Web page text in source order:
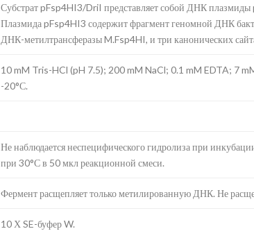
Субстрат pFsp4HI3/DriI представляет собой ДНК
Плазмида pFsp4HI3 содержит фрагмент геномной ДНК
ДНК-метилтрансферазы M.Fsp4HI, и три канонических
10 mM Tris-HCl (pH 7.5); 200 mM NaCl; 0.1 mM EDTA; 7
-20°С.
Не наблюдается неспецифического гидролиза при
при 30°С в 50 мкл реакционной смеси.
Фермент расщепляет только метилированную ДНК. Не
10 Х SE-буфер W.